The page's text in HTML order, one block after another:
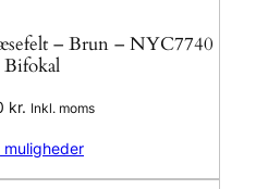
– Brun – NYC7740
Bifokal
kr. Inkl. moms